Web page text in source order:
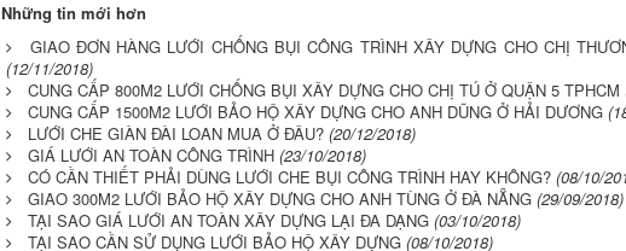
Những tin mới hơn
GIAO ĐƠN HÀNG LƯỚI CHỐNG BỤI CÔNG TRÌNH XÂY DỰNG CHO CHỊ
(12/11/2018)
CUNG CẤP 800M2 LƯỚI CHỐNG BỤI XÂY DỰNG CHO CHỊ TÚ Ở QUẬN 5 TPHCM
CUNG CẤP 1500M2 LƯỚI BẢO HỘ XÂY DỰNG CHO ANH DŨNG Ở HẢI DƯƠNG
LƯỚI CHE GIÀN ĐÀI LOAN MUA Ở ĐÂU? (20/12/2018)
GIÁ LƯỚI AN TOÀN CÔNG TRÌNH (23/10/2018)
CÓ CẦN THIẾT PHẢI DÙNG LƯỚI CHE BỤI CÔNG TRÌNH HAY KHÔNG? (08/10/
GIAO 300M2 LƯỚI BẢO HỘ XÂY DỰNG CHO ANH TÙNG Ở ĐÀ NẴNG (29/09/2018)
TẠI SAO GIÁ LƯỚI AN TOÀN XÂY DỰNG LẠI ĐA DẠNG (03/10/2018)
TẠI SAO CẦN SỬ DỤNG LƯỚI BẢO HỘ XÂY DỰNG (08/10/2018)